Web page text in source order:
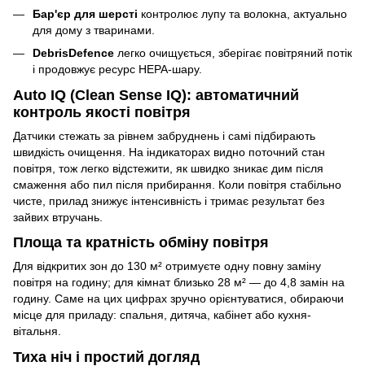
Бар'єр для шерсті контролює лупу та волокна, актуально
для дому з тваринами.
DebrisDefence легко очищується, зберігає повітряний потік
і продовжує ресурс HEPA-шару.
Auto IQ (Clean Sense IQ): автоматичний
контроль якості повітря
Датчики стежать за рівнем забруднень і самі підбирають
швидкість очищення. На індикаторах видно поточний стан
повітря, тож легко відстежити, як швидко зникає дим після
смаження або пил після прибирання. Коли повітря стабільно
чисте, прилад знижує інтенсивність і тримає результат без
зайвих втручань.
Площа та кратність обміну повітря
Для відкритих зон до 130 м² отримуєте одну повну заміну
повітря на годину; для кімнат близько 28 м² — до 4,8 замін на
годину. Саме на цих цифрах зручно орієнтуватися, обираючи
місце для приладу: спальня, дитяча, кабінет або кухня-
вітальня.
Тиха ніч і простий догляд